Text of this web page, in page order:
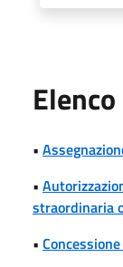
•
•
straordinaria
•